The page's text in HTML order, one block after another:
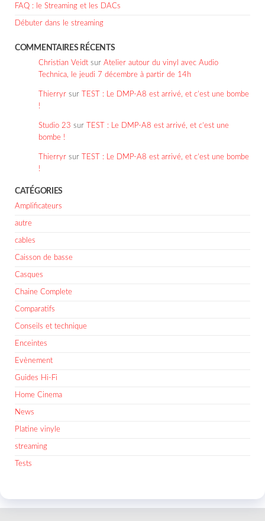
FAQ : le Streaming et les DACs
Débuter dans le streaming
COMMENTAIRES RÉCENTS
Christian Veidt sur Atelier autour du vinyl avec Audio
Technica, le jeudi 7 décembre à partir de 14h
Thierryr sur
TEST : Le DMP-A8 est arrivé, et c’est une bombe
!
Studio 23 sur
TEST : Le DMP-A8 est arrivé, et c’est une
bombe !
Thierryr sur
TEST : Le DMP-A8 est arrivé, et c’est une bombe
!
CATÉGORIES
Amplificateurs
autre
cables
Caisson de basse
Casques
Chaine Complete
Comparatifs
Conseils et technique
Enceintes
Evènement
Guides Hi-Fi
Home Cinema
News
Platine vinyle
streaming
Tests